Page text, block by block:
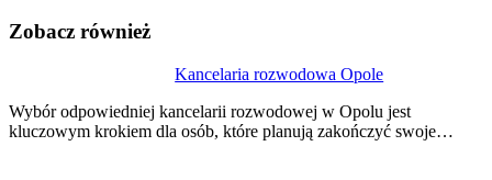
Zobacz również
Kancelaria rozwodowa Opole
Wybór odpowiedniej kancelarii rozwodowej w Opolu jest
kluczowym krokiem dla osób, które planują zakończyć swoje…
wpisu